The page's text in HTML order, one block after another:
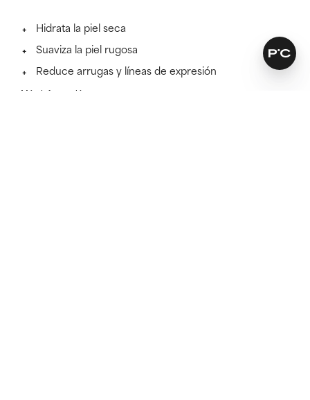
Hidrata la piel seca
Suaviza la piel rugosa
Reduce arrugas y líneas de expresión
Más información